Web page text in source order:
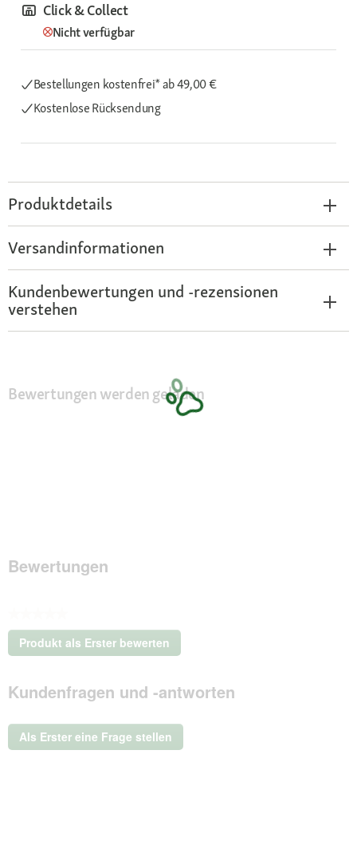
Click & Collect
Nicht verfügbar
Bestellungen kostenfrei*ab 49,00 €
Kostenlose Rücksendung
Produktdetails
Versandinformationen
Kundenbewertungen und -rezensionen
verstehen
Bewertungen werden geladen
Bewertungen
Kein
Beurteilungswert
Produkt als Erster bewerten
.
dieser
Aktion
ein
modales
Kundenfragen und -antworten
Als Erster eine Frage stellen